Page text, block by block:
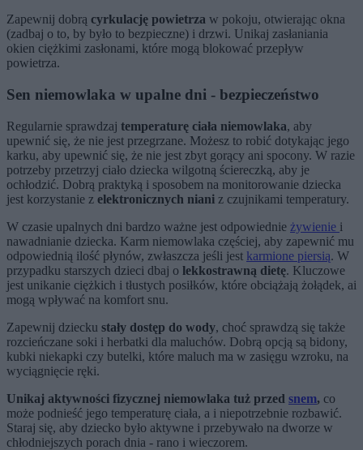
Zapewnij dobrą cyrkulację powietrza w pokoju, otwierając okna
(zadbaj o to, by było to bezpieczne) i drzwi. Unikaj zasłaniania
okien ciężkimi zasłonami, które mogą blokować przepływ
powietrza.
Sen niemowlaka w upalne dni - bezpieczeństwo
Regularnie sprawdzaj temperaturę ciała niemowlaka, aby
upewnić się, że nie jest przegrzane. Możesz to robić dotykając jego
karku, aby upewnić się, że nie jest zbyt gorący ani spocony. W razie
potrzeby przetrzyj ciało dziecka wilgotną ściereczką, aby je
ochłodzić. Dobrą praktyką i sposobem na monitorowanie dziecka
jest korzystanie z elektronicznych niani z czujnikami temperatury.
W czasie upalnych dni bardzo ważne jest odpowiednie żywienie i
nawadnianie dziecka. Karm niemowlaka częściej, aby zapewnić mu
odpowiednią ilość płynów, zwłaszcza jeśli jest karmione piersią. W
przypadku starszych dzieci dbaj o lekkostrawną dietę. Kluczowe
jest unikanie ciężkich i tłustych posiłków, które obciążają żołądek, ai
mogą wpływać na komfort snu.
Zapewnij dziecku stały dostęp do wody, choć sprawdzą się także
rozcieńczane soki i herbatki dla maluchów. Dobrą opcją są bidony,
kubki niekapki czy butelki, które maluch ma w zasięgu wzroku, na
wyciągnięcie ręki.
Unikaj aktywności fizycznej niemowlaka tuż przed snem, co
może podnieść jego temperaturę ciała, a i niepotrzebnie rozbawić.
Staraj się, aby dziecko było aktywne i przebywało na dworze w
chłodniejszych porach dnia - rano i wieczorem.